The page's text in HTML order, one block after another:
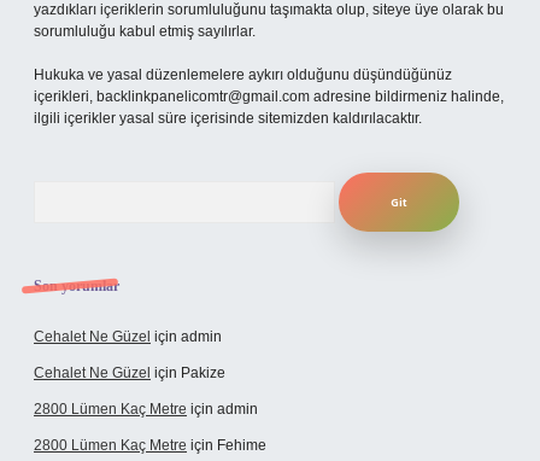
yazdıkları içeriklerin sorumluluğunu taşımakta olup, siteye üye olarak bu
sorumluluğu kabul etmiş sayılırlar.
Hukuka ve yasal düzenlemelere aykırı olduğunu düşündüğünüz
içerikleri, backlinkpanelicomtr@gmail.com adresine bildirmeniz halinde,
ilgili içerikler yasal süre içerisinde sitemizden kaldırılacaktır.
Son yorumlar
Cehalet Ne Güzel için admin
Cehalet Ne Güzel için Pakize
2800 Lümen Kaç Metre için admin
2800 Lümen Kaç Metre için Fehime